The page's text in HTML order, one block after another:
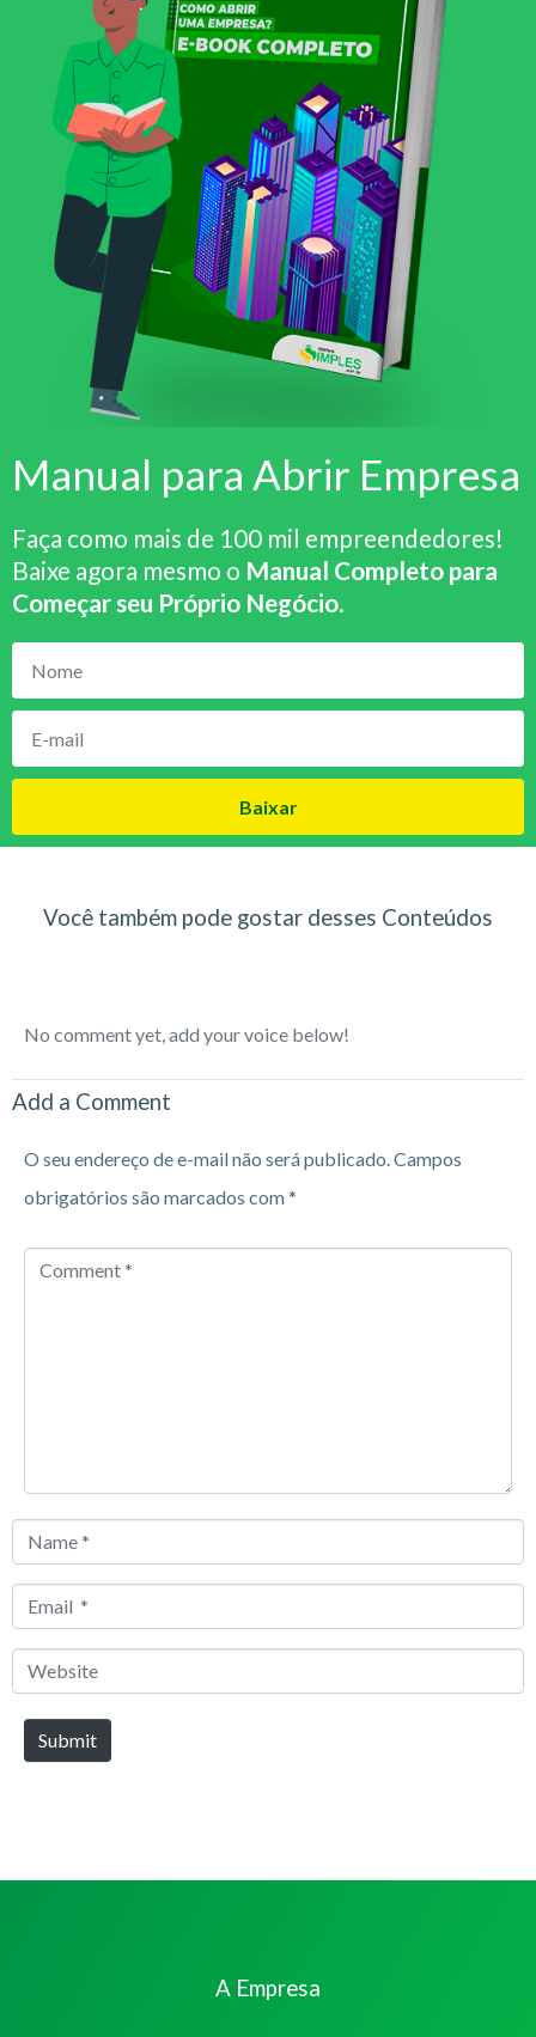
Manual para Abrir Empresa
Faça como mais de 100 mil empreendedores!
Baixe agora mesmo o Manual Completo para
Começar seu Próprio Negócio.
Baixar
Você também pode gostar desses Conteúdos
No comment yet, add your voice below!
Add a Comment
O seu endereço de e-mail não será publicado.Campos
obrigatórios são marcados com*
Comment
Name
Email
Website
Submit
A Empresa